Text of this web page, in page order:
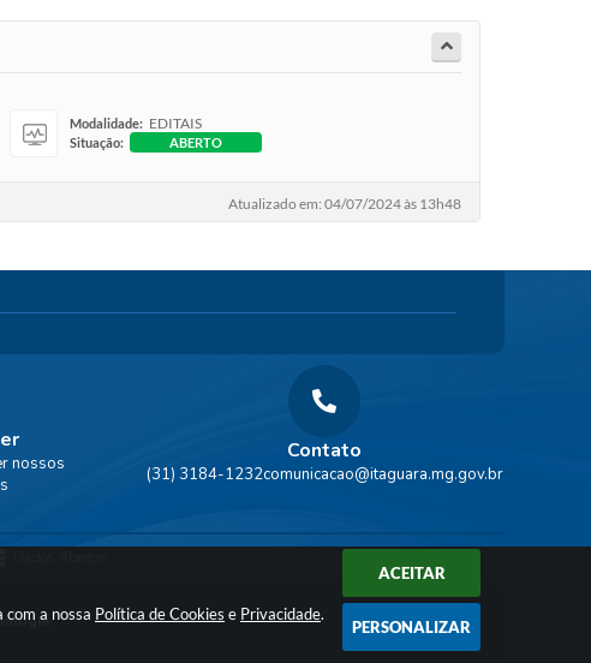
a nossa Política de Cookies e Privacidade.
ACEITAR
PERSONALIZAR
Modalidade: EDITAIS
Situação: ABERTO
Atualizado em: 04/07/2024 às 13h48
Contato
(31) 3184-1232comunicacao@itaguara.mg.gov.br
nossos